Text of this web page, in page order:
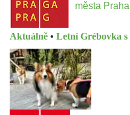
města Praha
Aktuálně • Letní Grébovka